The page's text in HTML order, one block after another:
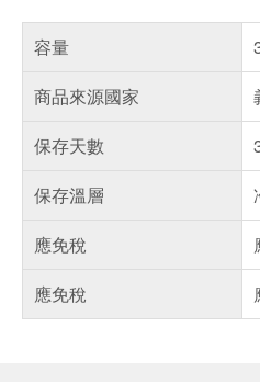
容量
商品來源國家
保存天數
保存溫層
應免稅
應免稅